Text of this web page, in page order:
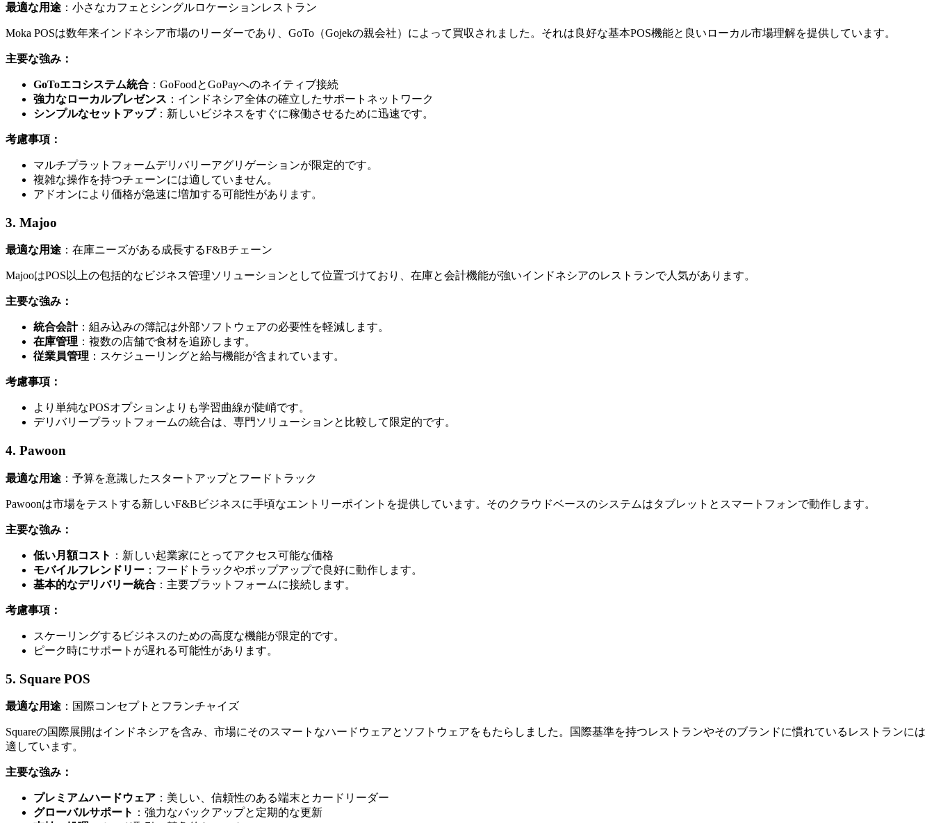
最適な用途 ：小さなカフェとシングルロケーションレストラン
Moka POSは数年来インドネシア市場のリーダーであり、GoTo（Gojekの親会社）によって買収されました。それは良好な基本POS機能と良いローカル市場理解を提供しています。
主要な強み：
GoToエコシステム統合 ：GoFoodとGoPayへのネイティブ接続
強力なローカルプレゼンス ：インドネシア全体の確立したサポートネットワーク
シンプルなセットアップ：新しいビジネスをすぐに稼働させるために迅速です。
考慮事項：
マルチプラットフォームデリバリーアグリゲーションが限定的です。
複雑な操作を持つチェーンには適していません。
アドオンにより価格が急速に増加する可能性があります。
3. Majoo
最適な用途 ：在庫ニーズがある成長するF&Bチェーン
MajooはPOS以上の包括的なビジネス管理ソリューションとして位置づけており、在庫と会計機能が強いインドネシアのレストランで人気があります。
主要な強み：
統合会計：組み込みの簿記は外部ソフトウェアの必要性を軽減します。
在庫管理 ：複数の店舗で食材を追跡します。
従業員管理 ：スケジューリングと給与機能が含まれています。
考慮事項：
より単純なPOSオプションよりも学習曲線が陡峭です。
デリバリープラットフォームの統合は、専門ソリューションと比較して限定的です。
4. Pawoon
最適な用途 ：予算を意識したスタートアップとフードトラック
Pawoonは市場をテストする新しいF&Bビジネスに手頃なエントリーポイントを提供しています。そのクラウドベースのシステムはタブレットとスマートフォンで動作します。
主要な強み：
低い月額コスト ：新しい起業家にとってアクセス可能な価格
モバイルフレンドリー ：フードトラックやポップアップで良好に動作します。
基本的なデリバリー統合 ：主要プラットフォームに接続します。
考慮事項：
スケーリングするビジネスのための高度な機能が限定的です。
ピーク時にサポートが遅れる可能性があります。
5. Square POS
最適な用途 ：国際コンセプトとフランチャイズ
Squareの国際展開はインドネシアを含み、市場にそのスマートなハードウェアとソフトウェアをもたらしました。国際基準を持つレストランやそのブランドに慣れているレストランには
適しています。
主要な強み：
プレミアムハードウェア ：美しい、信頼性のある端末とカードリーダー
グローバルサポート ：強力なバックアップと定期的な更新